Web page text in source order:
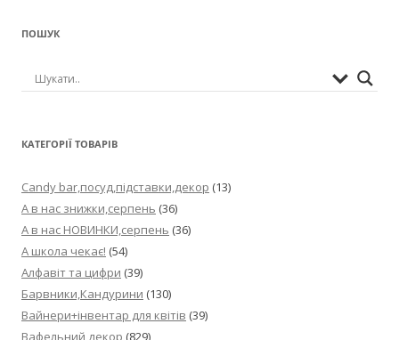
ПОШУК
КАТЕГОРІЇ ТОВАРІВ
Candy bar,посуд,підставки,декор (13)
А в нас знижки,серпень (36)
А в нас НОВИНКИ,серпень (36)
А школа чекає! (54)
Алфавіт та цифри (39)
Барвники,Кандурини (130)
Вайнери+інвентар для квітів (39)
Вафельний декор (829)